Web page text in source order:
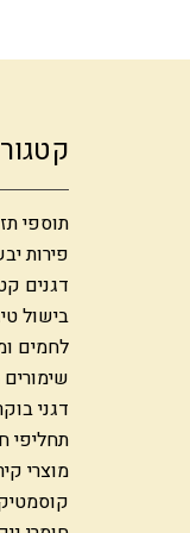
תוספי
פירות
דגנים
בישול
לחמים
דגני
תחליפי
מוצרי